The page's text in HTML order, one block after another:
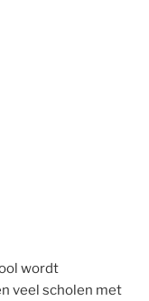
wordt
veel scholen met